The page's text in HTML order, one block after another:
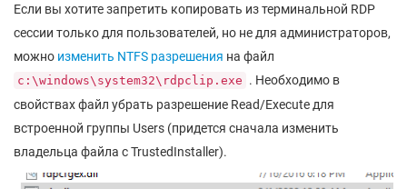
Если вы хотите запретить копировать из терминальной RDP
сессии только для пользователей, но не для администраторов,
можно изменить NTFS разрешения на файл
c:\windows\system32\rdpclip.exe . Необходимо в
свойствах файл убрать разрешение Read/Execute для
встроенной группы Users (придется сначала изменить
владельца файла с TrustedInstaller).